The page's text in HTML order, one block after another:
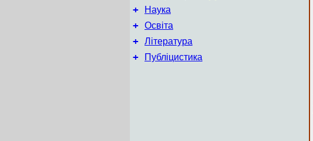
+ Наука
+ Освіта
+ Література
+ Публіцистика